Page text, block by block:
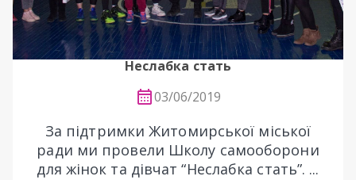
Неслабка стать
03/06/2019
За підтримки Житомирської міської
ради ми провели Школу самооборони
для жінок та дівчат “Неслабка стать”. ...